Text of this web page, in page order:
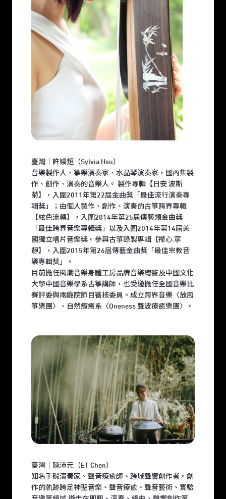
臺灣｜許嫚烜（Sylvia Hsu）
音樂製作人、箏樂演奏家、水晶琴演奏家，國內集製
作、創作、演奏的音樂人。 製作專輯【日安.波斯
菊】，入圍2011年第22屆金曲獎「最佳流行演奏專
輯獎」；由個人製作、創作、演奏的古箏跨界專輯
【絃色流轉】，入圍2014年第25屆傳藝類金曲獎
「最佳跨界音樂專輯獎」以及入圍2014年第14屆美
國獨立唱片音樂獎。參與古箏錄製專輯【禪心.寧
靜】，入圍2015年第26屆傳藝金曲獎「最佳宗教音
樂專輯獎」。
目前擔任風潮音樂身體工房品牌音樂總監及中國文化
大學中國音樂學系古箏講師，也受邀擔任全國音樂比
賽評委與兩廳院節目審核委員。成立跨界音樂〈放風
箏樂團〉、自然療癒系〈Oneness 聲波療癒樂團〉。
臺灣｜陳沛元（ET Chen）
知名手碟演奏家、聲音療癒師、跨域聲響創作者。創
作的軌跡跨足神聖音樂、聲音療癒、聲音藝術、實驗